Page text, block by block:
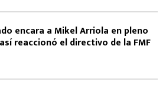
encara a Mikel Arriola en pleno
reaccionó el directivo de la FMF